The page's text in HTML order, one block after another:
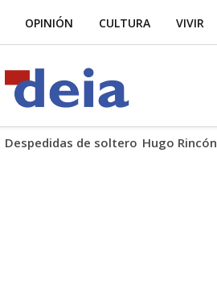
Despedidas de soltero Hugo Rincón
OPINIÓN CULTURA VIVIR